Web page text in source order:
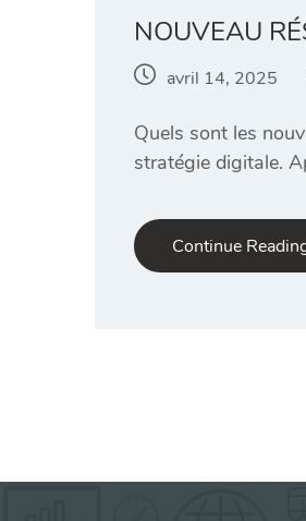
NOUVEAU
avril 14, 2025
Quels sont les
stratégie digitale.
Continue